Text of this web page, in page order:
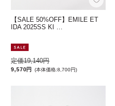
【SALE 50%OFF】EMILE ET
IDA 2025SS KI …
定価19,140円
9,570円 (本体価格:8,700円)